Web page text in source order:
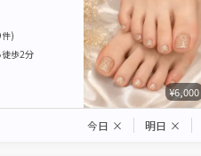
件)
徒歩2分
¥6,000
今日 × 明日 ×